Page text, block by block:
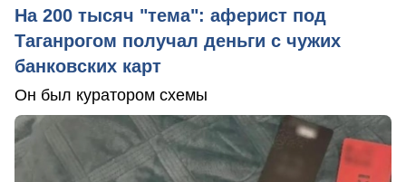
На 200 тысяч "тема": аферист под
Таганрогом получал деньги с чужих
банковских карт
Он был куратором схемы